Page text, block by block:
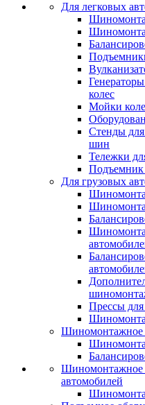
Для легковых
колес
Мойки
Стенды
шин
Тележки
Подъемник
Для грузовых
Прессы
Шиномонтажное
Шиномонтажное
автомобилей